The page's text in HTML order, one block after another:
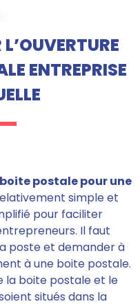
ENTREPRISE
boite postale pour une
simpleet
pour faciliter
Il faut
poste et demander à
à une boite postale.
la boite postale et le
situés dans la